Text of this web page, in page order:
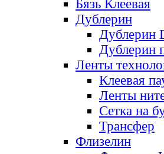
Бязь Клеевая
Дублерин
Дублерин
Дублерин
Ленты
Клеевая
Ленты
Сетка на
Трансфер
Флизелин